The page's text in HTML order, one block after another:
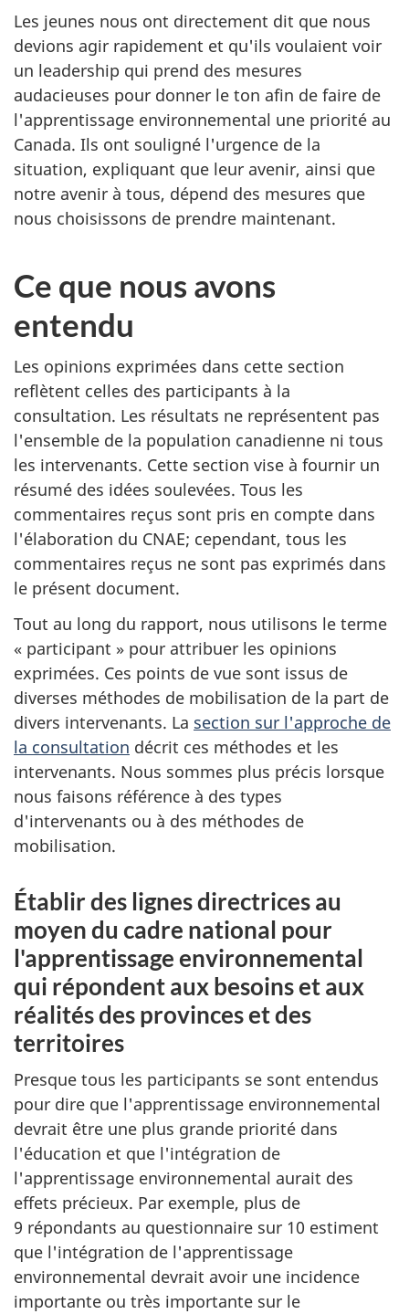
Les jeunes nous ont directement dit que nous
devions agir rapidement et qu'ils voulaient voir
un leadership qui prend des mesures
audacieuses pour donner le ton afin de faire de
l'apprentissage environnemental une priorité au
Canada. Ils ont souligné l'urgence de la
situation, expliquant que leur avenir, ainsi que
notre avenir à tous, dépend des mesures que
nous choisissons de prendre maintenant.
Ce que nous avons
entendu
Les opinions exprimées dans cette section
reflètent celles des participants à la
consultation. Les résultats ne représentent pas
l'ensemble de la population canadienne ni tous
les intervenants. Cette section vise à fournir un
résumé des idées soulevées. Tous les
commentaires reçus sont pris en compte dans
l'élaboration du CNAE; cependant, tous les
commentaires reçus ne sont pas exprimés dans
le présent document.
Tout au long du rapport, nous utilisons le terme
« participant » pour attribuer les opinions
exprimées. Ces points de vue sont issus de
diverses méthodes de mobilisation de la part de
divers intervenants. La section sur l'approche de
la consultation décrit ces méthodes et les
intervenants. Nous sommes plus précis lorsque
nous faisons référence à des types
d'intervenants ou à des méthodes de
mobilisation.
Établir des lignes directrices au
moyen du cadre national pour
l'apprentissage environnemental
qui répondent aux besoins et aux
réalités des provinces et des
territoires
Presque tous les participants se sont entendus
pour dire que l'apprentissage environnemental
devrait être une plus grande priorité dans
l'éducation et que l'intégration de
l'apprentissage environnemental aurait des
effets précieux. Par exemple, plus de
9 répondants au questionnaire sur 10 estiment
que l'intégration de l'apprentissage
environnemental devrait avoir une incidence
importante ou très importante sur le